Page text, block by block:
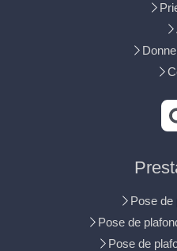
Pose de
Pose de
Pose de